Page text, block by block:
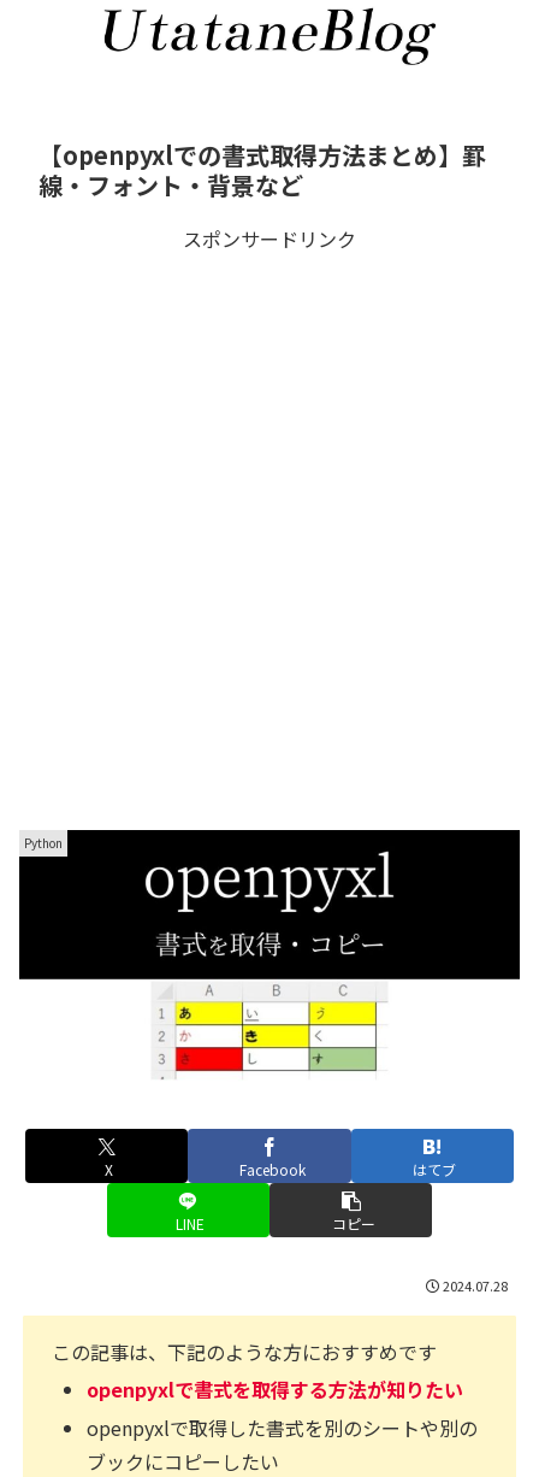
【openpyxlでの書式取得方法まとめ】罫
線・フォント・背景など
スポンサードリンク
Python
X Facebook はてブ
LINE コピー
2024.07.28
この記事は、下記のような方におすすめです
openpyxlで書式を取得する方法が知りたい
openpyxlで取得した書式を別のシートや別の
ブックにコピーしたい